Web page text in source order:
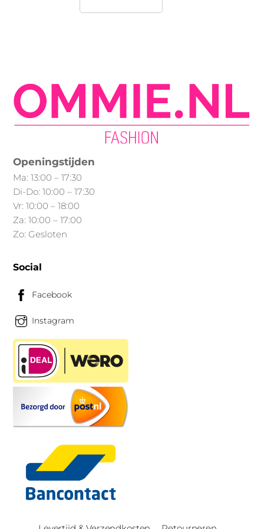
optie
kan
gekozen
worden
de
Openingstijden
Ma: 13:00 – 17:30
Di-Do: 10:00 – 17:30
Vr: 10:00 – 18:00
Za: 10:00 – 17:00
Zo: Gesloten
Social
Facebook
Instagram